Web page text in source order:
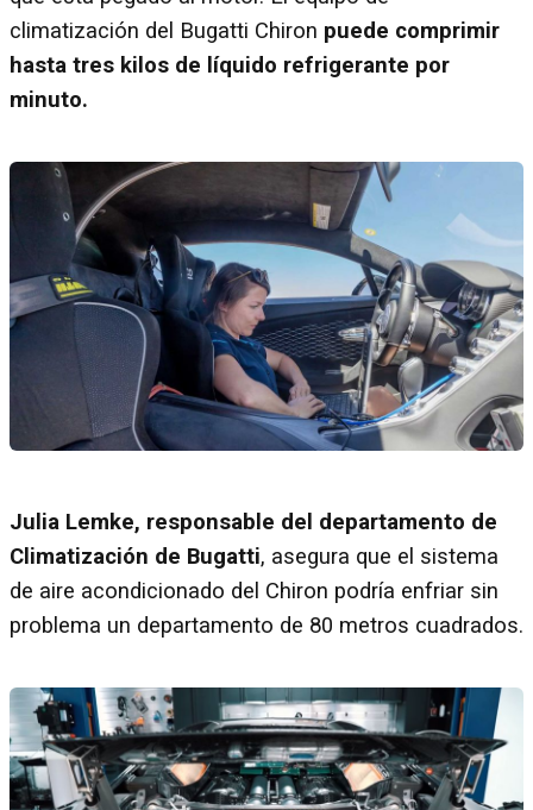
climatización del Bugatti Chiron puede comprimir
hasta tres kilos de líquido refrigerante por
minuto.
Julia Lemke, responsable del departamento de
Climatización de Bugatti, asegura que el sistema
de aire acondicionado del Chiron podría enfriar sin
problema un departamento de 80 metros cuadrados.